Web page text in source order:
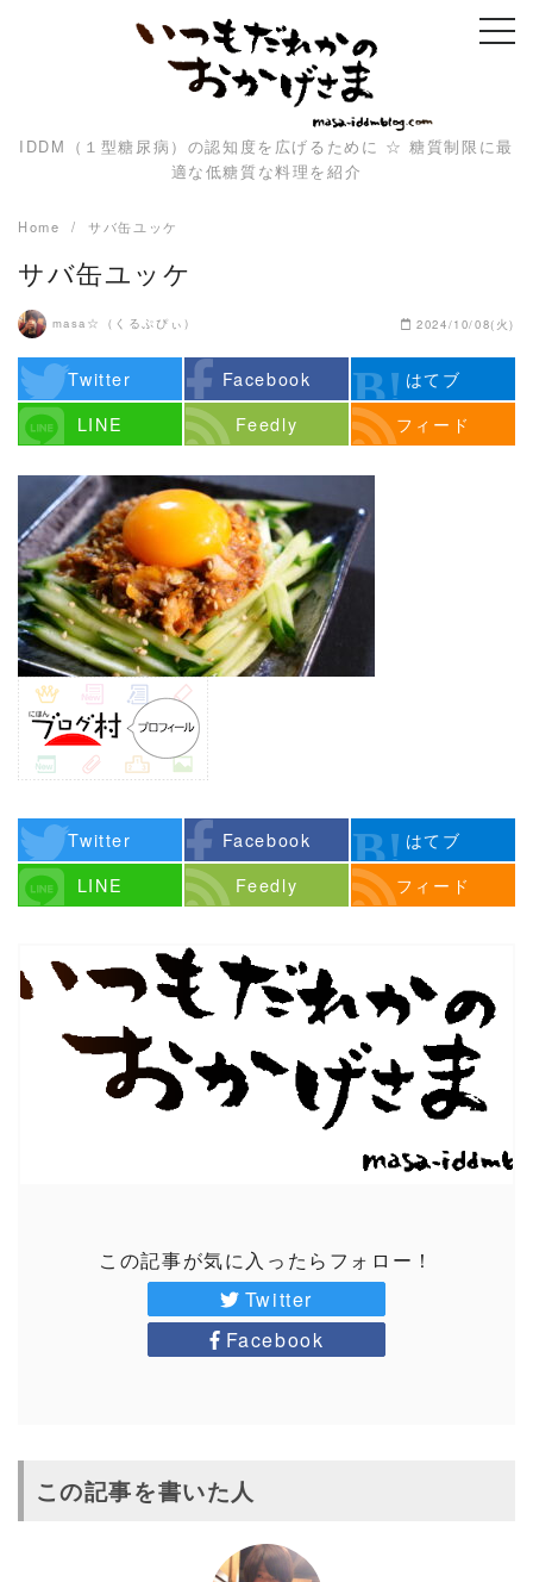
IDDM（１型糖尿病）の認知度を広げるために ☆ 糖質制限に最
適な低糖質な料理を紹介
Home サバ缶ユッケ
サバ缶ユッケ
masa☆（くるぷぴぃ） 2024/10/08(火)
Twitter Facebook
はてブ
LINE
Feedly フィード
Twitter Facebook
はてブ
LINE
Feedly フィード
この記事が気に入ったらフォロー！
Twitter
Facebook
この記事を書いた人